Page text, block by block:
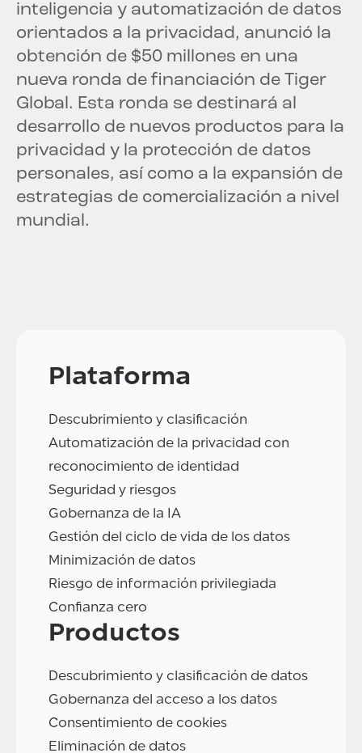
inteligencia y automatización de datos
orientados a la privacidad, anunció la
obtención de $50 millones en una
nueva ronda de financiación de Tiger
Global. Esta ronda se destinará al
desarrollo de nuevos productos para la
privacidad y la protección de datos
personales, así como a la expansión de
estrategias de comercialización a nivel
mundial.
Plataforma
Descubrimiento y clasificación
Automatización de la privacidad con
reconocimiento de identidad
Seguridad y riesgos
Gobernanza de la IA
Gestión del ciclo de vida de los datos
Minimización de datos
Riesgo de información privilegiada
Confianza cero
Productos
Descubrimiento y clasificación de datos
Gobernanza del acceso a los datos
Consentimiento de cookies
Eliminación de datos